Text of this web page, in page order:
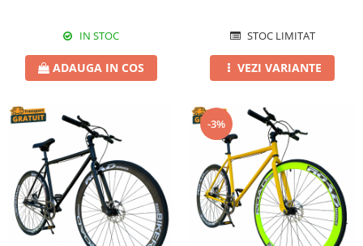
IN STOC
ADAUGA IN COS
STOC LIMITAT
VEZI VARIANTE
-3%